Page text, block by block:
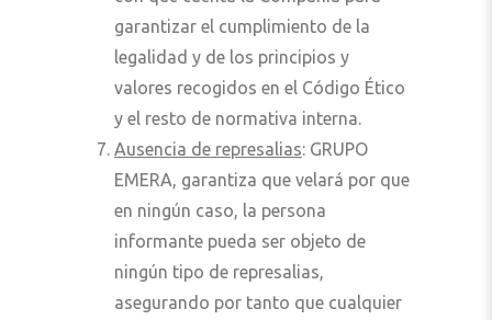
garantizar el cumplimiento de la
legalidad y de los principios y
valores recogidos en el Código Ético
y el resto de normativa interna.
Ausencia de represalias: GRUPO
EMERA, garantiza que velará por que
en ningún caso, la persona
informante pueda ser objeto de
ningún tipo de represalias,
asegurando por tanto que cualquier